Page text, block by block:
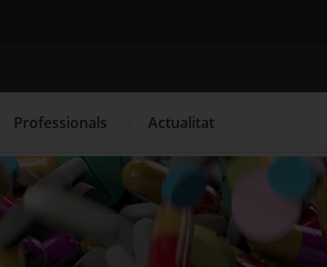
Cercador
al CAP . Obre en una nova finestra.
Què cal fer si... La baixa mèdica
Professionals Actualitat